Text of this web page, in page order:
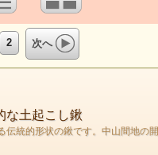
2 次へ
な土起こし鍬
統的形状の鍬です。中山間地